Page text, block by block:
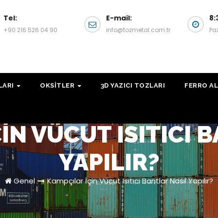
Tel:
+90 216 526 04 90
E-mail:
info@tozmetal.com.tr
OKSITLER 3D YAZICI TOZLARI FERRO
VÜCUT ISITICI
YAPILIR?
Genel Kampçılar İçin Vücut Isıtıcı Bantlar Nasıl Yapılır?